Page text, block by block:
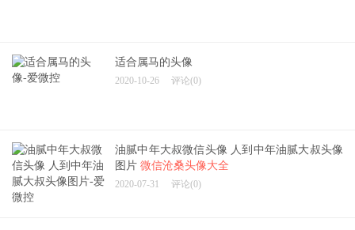
适合属马的头像
2020-10-26 评论(0)
油腻中年大叔微信头像 人到中年油腻大叔头像
图片 微信沧桑头像大全
2020-07-31 评论(0)